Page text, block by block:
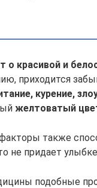
о красивой и
приходится
курение,
желтоватый
также
не придает
подобные